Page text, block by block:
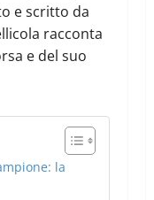
e scritto da
racconta
e del suo
la